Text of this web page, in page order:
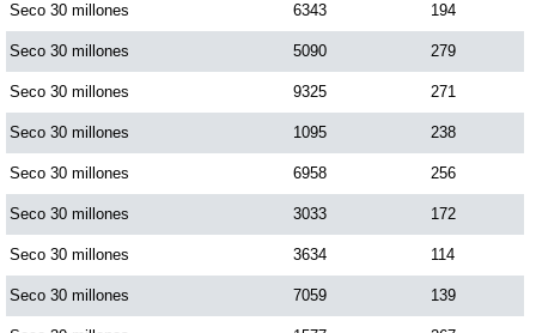
Seco 30 millones 6343 194
Seco 30 millones 5090 279
Seco 30 millones 9325 271
Seco 30 millones 1095 238
Seco 30 millones 6958 256
Seco 30 millones 3033 172
Seco 30 millones 3634 114
Seco 30 millones 7059 139